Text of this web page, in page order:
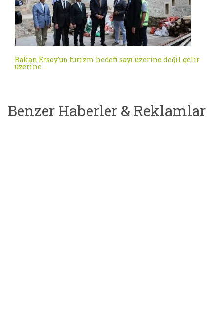
Bakan Ersoy'un turizm hedefi sayı üzerine değil gelir
üzerine
Benzer Haberler & Reklamlar